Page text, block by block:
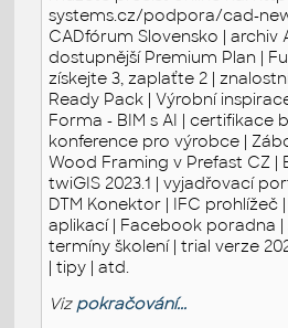
systems.cz/podpora/cad-
CADfórum Slovensko | archiv
dostupnější Premium Plan |
získejte 3, zaplaťte 2 |
Ready Pack | Výrobní
Forma - BIM s AI | certifikace
konference pro výrobce |
Wood Framing v Prefast CZ |
twiGIS 2023.1 | vyjadřovací
DTM Konektor | IFC prohlížeč
aplikací | Facebook poradna |
termíny školení | trial verze
| tipy | atd.
Viz pokračování...